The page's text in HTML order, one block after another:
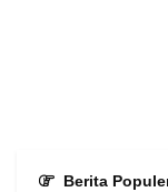
Berita